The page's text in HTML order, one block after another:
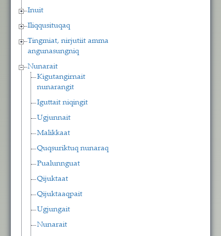
Inuit
Iliqqusituqaq
Tingmiat, nirjutiit amma
angunasungniq
Nunarait
Kigutangirnait
nunarangit
Iguttait niqingit
Ugjunnait
Malikkaat
Quqsuriktuq nunaraq
Pualunnguat
Qijuktaat
Qijuktaaqpait
Ugjungait
Nunarait